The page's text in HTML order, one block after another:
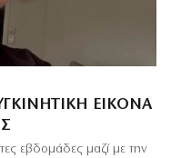
ΕΙΚΌΝΑ
εβδομάδες μαζί με την